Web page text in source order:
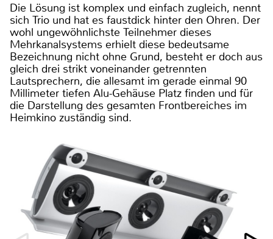
Die Lösung ist komplex und einfach zugleich, nennt
sich Trio und hat es faustdick hinter den Ohren. Der
wohl ungewöhnlichste Teilnehmer dieses
Mehrkanalsystems erhielt diese bedeutsame
Bezeichnung nicht ohne Grund, besteht er doch aus
gleich drei strikt voneinander getrennten
Lautsprechern, die allesamt im gerade einmal 90
Millimeter tiefen Alu-Gehäuse Platz finden und für
die Darstellung des gesamten Frontbereiches im
Heimkino zuständig sind.